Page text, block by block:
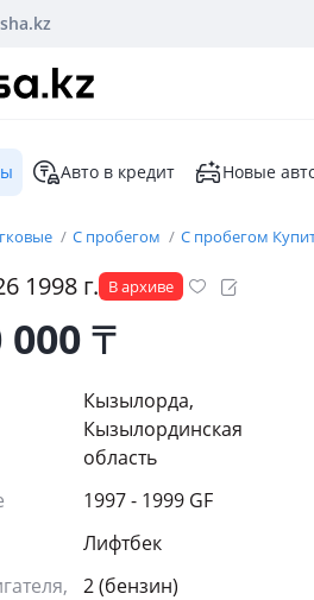
Авто в кредит Новые
С пробегом С пробегом
1998 г. В архиве
000₸
Кызылорда,
Кызылординская
область
1997 - 1999 GF
Лифтбек
2 (бензин)